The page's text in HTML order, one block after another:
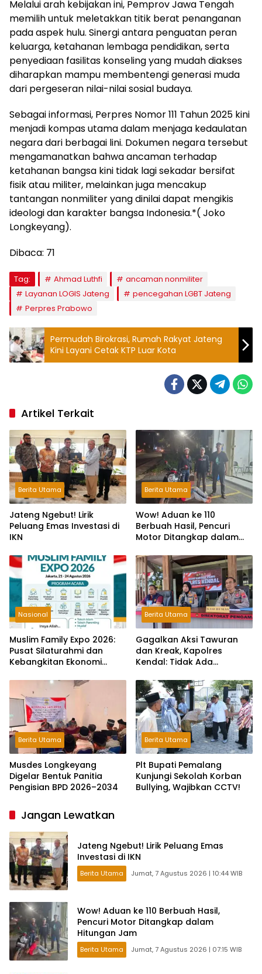
​Melalui arah kebijakan ini, Pemprov Jawa Tengah
memilih untuk meletakkan titik berat penanganan
pada aspek hulu. Sinergi antara penguatan peran
keluarga, ketahanan lembaga pendidikan, serta
penyediaan fasilitas konseling yang mudah diakses
diharapkan mampu membentengi generasi muda
dari pergeseran nilai-nilai sosial budaya.
​Sebagai informasi, Perpres Nomor 111 Tahun 2025 kini
menjadi kompas utama dalam menjaga kedaulatan
negara dari berbagai lini. Dokumen negara tersebut
mengamanatkan bahwa ancaman terhadap
ketahanan bangsa kini tidak lagi sekadar bersifat
fisik atau militer, melainkan juga mencakup
tantangan nonmiliter yang dinilai dapat mengikis
ideologi dan karakter bangsa Indonesia.*( Joko
Longkeyang).
Dibaca: 71
Tag: Ahmad Luthfi
ancaman nonmiliter
Layanan LOGIS Jateng
pencegahan LGBT Jateng
Perpres Prabowo
Permudah Birokrasi, Rumah Rakyat Jateng
Kini Layani Cetak KTP Luar Kota
Artikel Terkait
Berita Utama
Jateng Ngebut! Lirik
Peluang Emas Investasi di
IKN
Berita Utama
Wow! Aduan ke 110
Berbuah Hasil, Pencuri
Motor Ditangkap dalam
Nasional
Muslim Family Expo 2026:
Pusat Silaturahmi dan
Kebangkitan Ekonomi
Berita Utama
Gagalkan Aksi Tawuran
dan Kreak, Kapolres
Kendal: Tidak Ada
Pelaku Kejahatan Jalanan
Berita Utama
Musdes Longkeyang
Digelar Bentuk Panitia
Pengisian BPD 2026–2034
Berita Utama
Plt Bupati Pemalang
Kunjungi Sekolah Korban
Bullying, Wajibkan CCTV!
Jangan Lewatkan
Jateng Ngebut! Lirik Peluang Emas
Investasi di IKN
Berita Utama Jumat, 7 Agustus 2026 | 10:44 WIB
Wow! Aduan ke 110 Berbuah Hasil,
Pencuri Motor Ditangkap dalam
Hitungan Jam
Berita Utama Jumat, 7 Agustus 2026 | 07:15 WIB